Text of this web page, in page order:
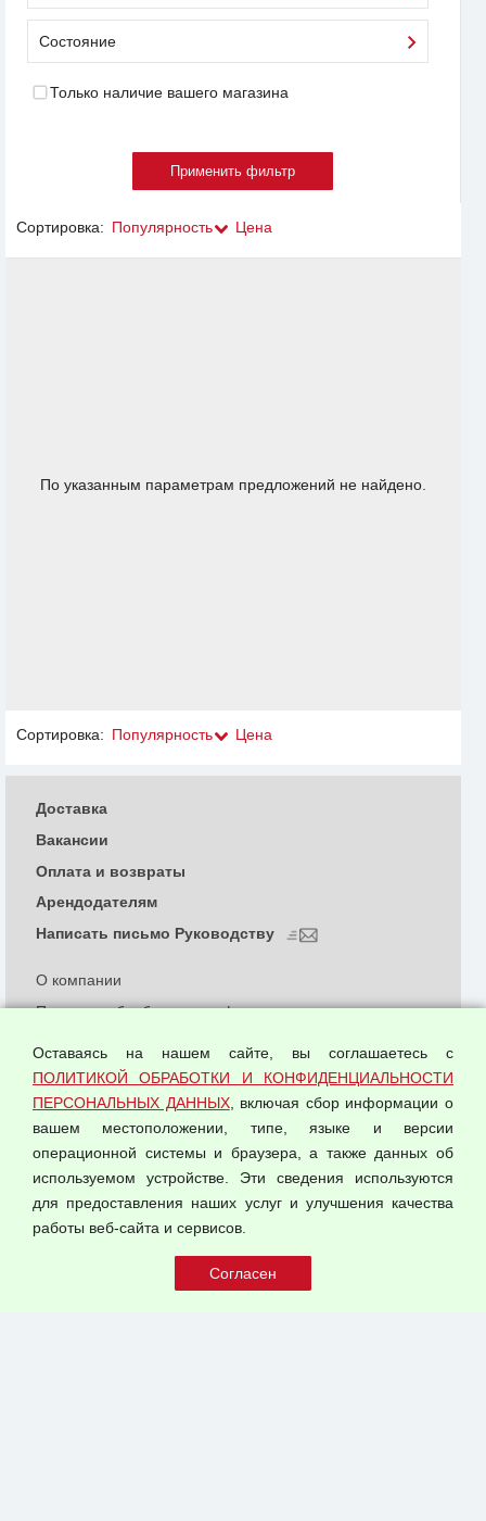
Состояние
Только наличие вашего магазина
Сортировка: Популярность Цена
По указанным параметрам предложений не найдено.
Сортировка: Популярность Цена
© 2026 ООО "Феникс"
О компании
Политика обработки и конфиденциальности
Согласием на обработку персональных данных
Оферта оптовой купли-продажи
Публичная оферта
Доставка
Вакансии
Оплата и возвраты
Арендодателям
Написать письмо Руководству
Оставаясь на нашем сайте, вы соглашаетесь с
ПОЛИТИКОЙ ОБРАБОТКИ И КОНФИДЕНЦИАЛЬНОСТИ
ПЕРСОНАЛЬНЫХ ДАННЫХ, включая сбор информации о
вашем местоположении, типе, языке и версии
операционной системы и браузера, а также данных об
используемом устройстве. Эти сведения используются
для предоставления наших услуг и улучшения качества
работы веб-сайта и сервисов.